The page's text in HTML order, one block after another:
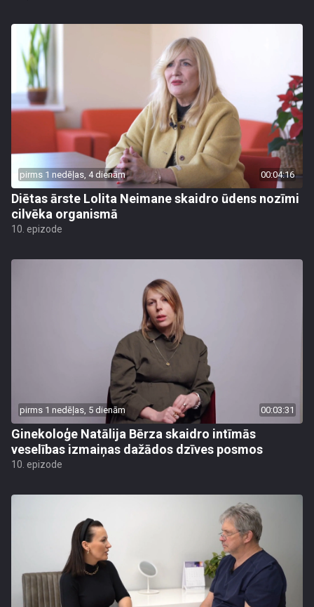
pirms 1 nedēļas, 4 dienām 00:04:16
Diētas ārste Lolita Neimane skaidro ūdens nozīmi
cilvēka organismā
10. epizode
pirms 1 nedēļas, 5 dienām 00:03:31
Ginekoloģe Natālija Bērza skaidro intīmās
veselības izmaiņas dažādos dzīves posmos
10. epizode